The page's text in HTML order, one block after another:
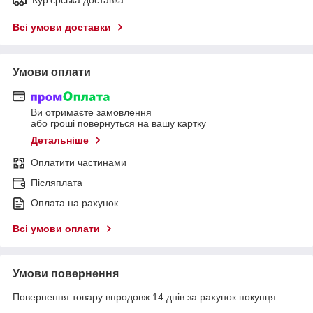
Всі умови доставки
Умови оплати
Ви отримаєте замовлення
або гроші повернуться на вашу картку
Детальніше
Оплатити частинами
Післяплата
Оплата на рахунок
Всі умови оплати
Умови повернення
Повернення товару впродовж 14 днів за рахунок покупця